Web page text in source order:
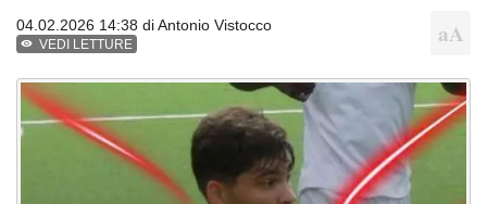
04.02.2026 14:38 diAntonio Vistocco
VEDI LETTURE